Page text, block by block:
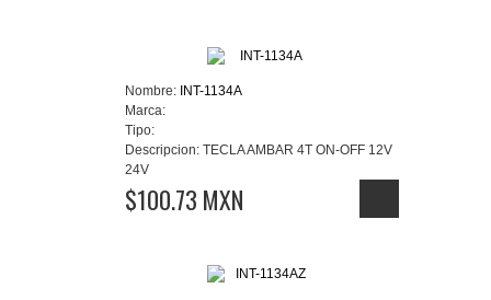
Nombre: INT-1134A
Marca:
Tipo:
Descripcion: TECLA AMBAR 4T ON-OFF 12V
24V
$100.73 MXN